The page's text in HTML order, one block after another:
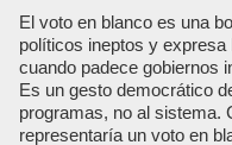
El voto en blanco es una
políticos ineptos y
cuando padece gobiernos
Es un gesto democrático
programas, no al sistema.
representaría un voto en